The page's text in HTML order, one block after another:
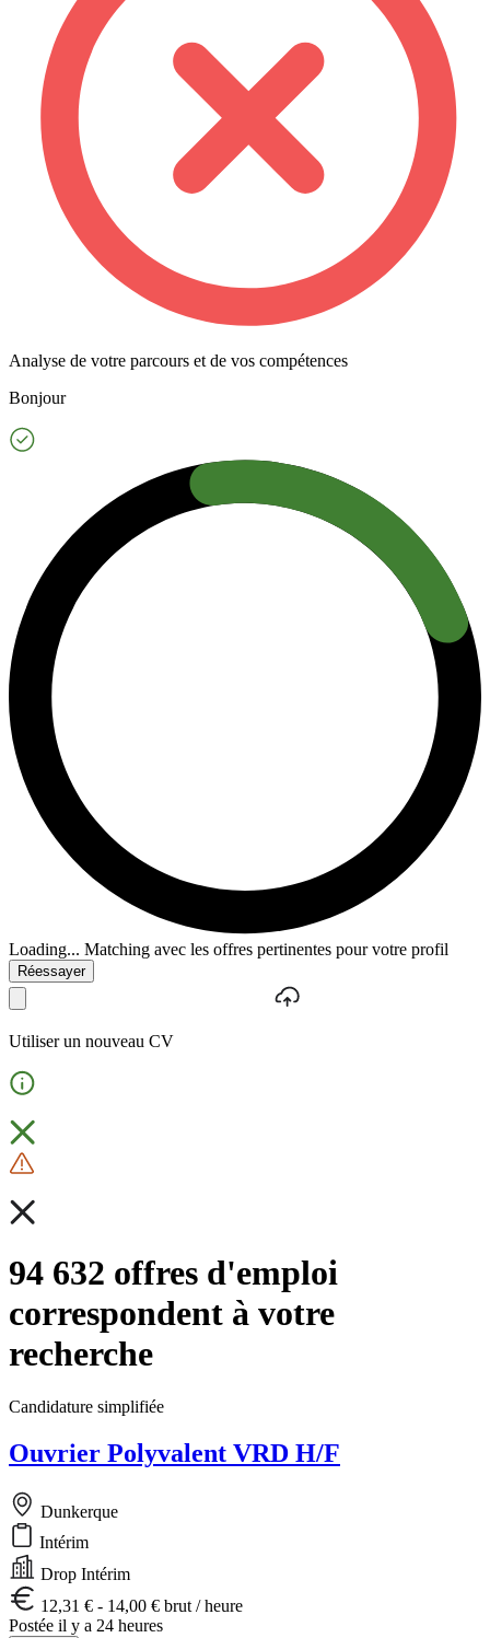
Analyse de votre parcours et de vos compétences
Bonjour
Loading... Matching avec les offres pertinentes pour votre profil
Réessayer
Utiliser un nouveau CV
94 632 offres d'emploi
correspondent à votre
recherche
Candidature simplifiée
Ouvrier Polyvalent VRD H/F
Dunkerque
Intérim
Drop Intérim
12,31 € - 14,00 € brut / heure
Postée il y a 24 heures